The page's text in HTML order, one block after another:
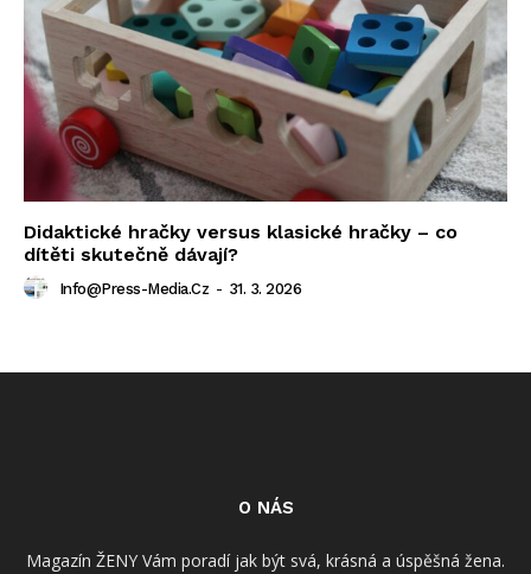
Didaktické hračky versus klasické hračky – co
dítěti skutečně dávají?
Info@press-Media.cz - 31. 3. 2026
O NÁS
Magazín ŽENY Vám poradí jak být svá, krásná a úspěšná žena.